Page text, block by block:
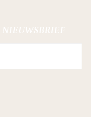
NIEUWSBRIEF